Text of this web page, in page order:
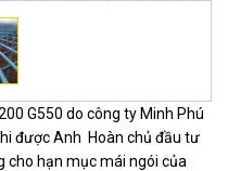
G550 do công ty Minh Phú
được Anh Hoàn chủ đầu tư
cho hạn mục mái ngói của